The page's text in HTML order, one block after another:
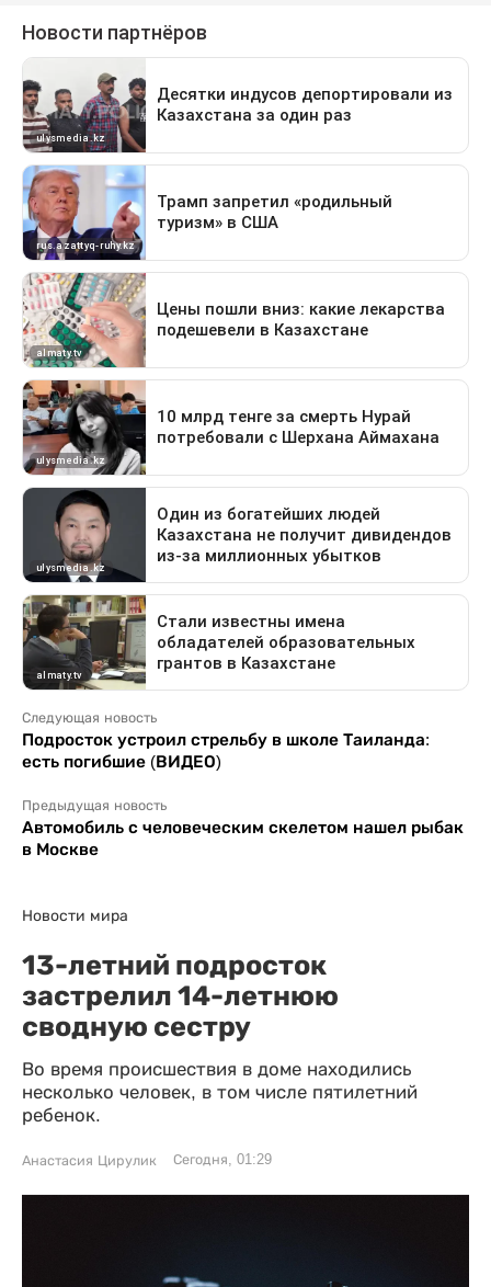
Следующая новость
Подросток устроил стрельбу в школе Таиланда:
есть погибшие (ВИДЕО)
Предыдущая новость
Автомобиль с человеческим скелетом нашел рыбак
в Москве
Новости мира
13-летний подросток
застрелил 14-летнюю
сводную сестру
Во время происшествия в доме находились
несколько человек, в том числе пятилетний
ребенок.
Анастасия Цирулик Сегодня, 01:29